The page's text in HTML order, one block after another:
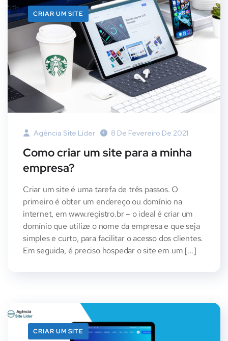
CRIAR UM SITE
Agência Site Líder 8 De Fevereiro De 2021
Como criar um site para a minha
empresa?
Criar um site é uma tarefa de três passos. O
primeiro é obter um endereço ou domínio na
internet, em www.registro.br – o ideal é criar um
domínio que utilize o nome da empresa e que seja
simples e curto, para facilitar o acesso dos clientes.
Em seguida, é preciso hospedar o site em um […]
CRIAR UM SITE